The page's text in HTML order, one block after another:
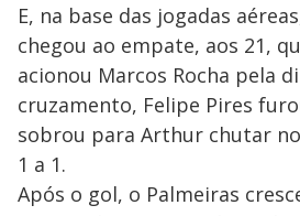
E, na base das jogadas
chegou ao empate, aos 21,
acionou Marcos Rocha pela
cruzamento, Felipe Pires
sobrou para Arthur chutar
1 a 1.
Após o gol, o Palmeiras